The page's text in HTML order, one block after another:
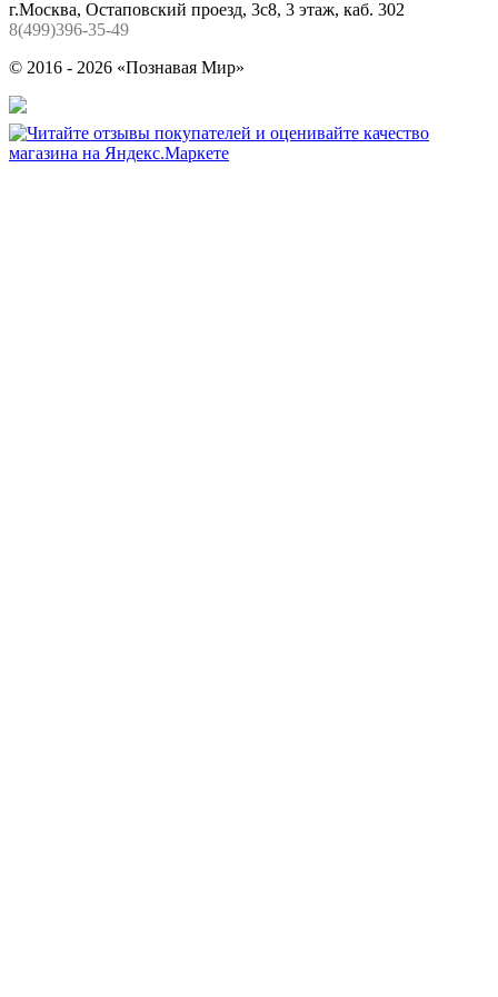
г.Москва, Остаповский проезд, 3с8, 3 этаж, каб. 302
8(499)396-35-49
© 2016 - 2026 «Познавая Мир»